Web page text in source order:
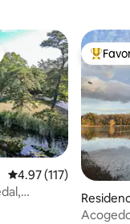
huéspedes
Calificación promedio:
4.97 (117)
De los